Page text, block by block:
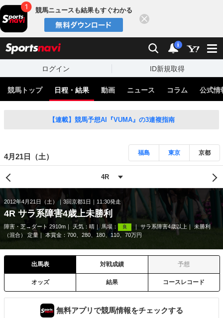
競馬ニュースも結果もすぐわかる
検索 通知
i
ログイン ID新規取得
競馬トップ 日程・結果 動画 ニュース コラム 公式情
【連載】競馬予想AI『VUMA』の3連複指南
4月21日（土） 福島 東京 京都
2012年4月21日（土） 3回京都1日 11:30発走
4R サラ系障害4歳上未勝利
障害・芝→ダート 2910m 天気： 晴 馬場： 良 サラ系障害4歳以上
未勝利
（混合） 定量
本賞金：700、280、180、110、70万円
出馬表 対戦成績 予想
オッズ 結果 コースレコード
無料アプリで競馬情報をチェックする